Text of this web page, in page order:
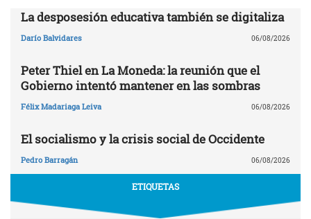
La desposesión educativa también se digitaliza
Darío Balvidares 06/08/2026
Peter Thiel en La Moneda: la reunión que el
Gobierno intentó mantener en las sombras
Félix Madariaga Leiva 06/08/2026
El socialismo y la crisis social de Occidente
Pedro Barragán 06/08/2026
ETIQUETAS